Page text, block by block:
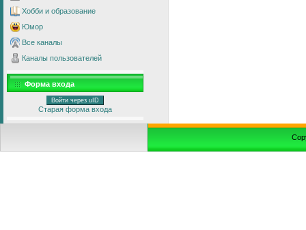
Хобби и образование
Юмор
Все каналы
Каналы пользователей
Форма входа
Войти через uID
Старая форма входа